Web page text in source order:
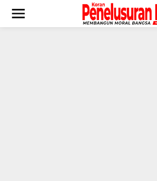
konten